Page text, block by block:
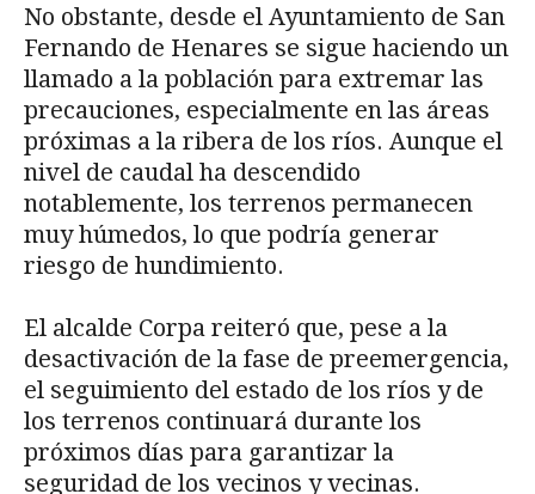
No obstante, desde el Ayuntamiento de San
Fernando de Henares se sigue haciendo un
llamado a la población para extremar las
precauciones, especialmente en las áreas
próximas a la ribera de los ríos. Aunque el
nivel de caudal ha descendido
notablemente, los terrenos permanecen
muy húmedos, lo que podría generar
riesgo de hundimiento.
El alcalde Corpa reiteró que, pese a la
desactivación de la fase de preemergencia,
el seguimiento del estado de los ríos y de
los terrenos continuará durante los
próximos días para garantizar la
seguridad de los vecinos y vecinas.